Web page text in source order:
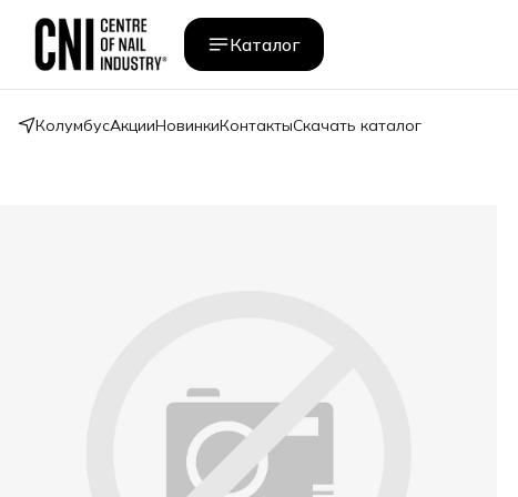
Каталог
КолумбусАкцииНовинкиКонтактыСкачать каталог